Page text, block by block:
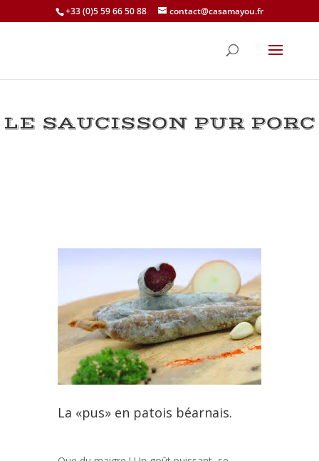
+33 (0)5 59 66 50 88 contact@casamayou.fr
LE SAUCISSON PUR PORC
La «pus» en patois béarnais.